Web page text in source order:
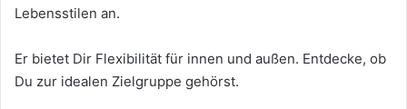
Lebensstilen an.
Er bietet Dir Flexibilität für innen und außen. Entdecke, ob
Du zur idealen Zielgruppe gehörst.